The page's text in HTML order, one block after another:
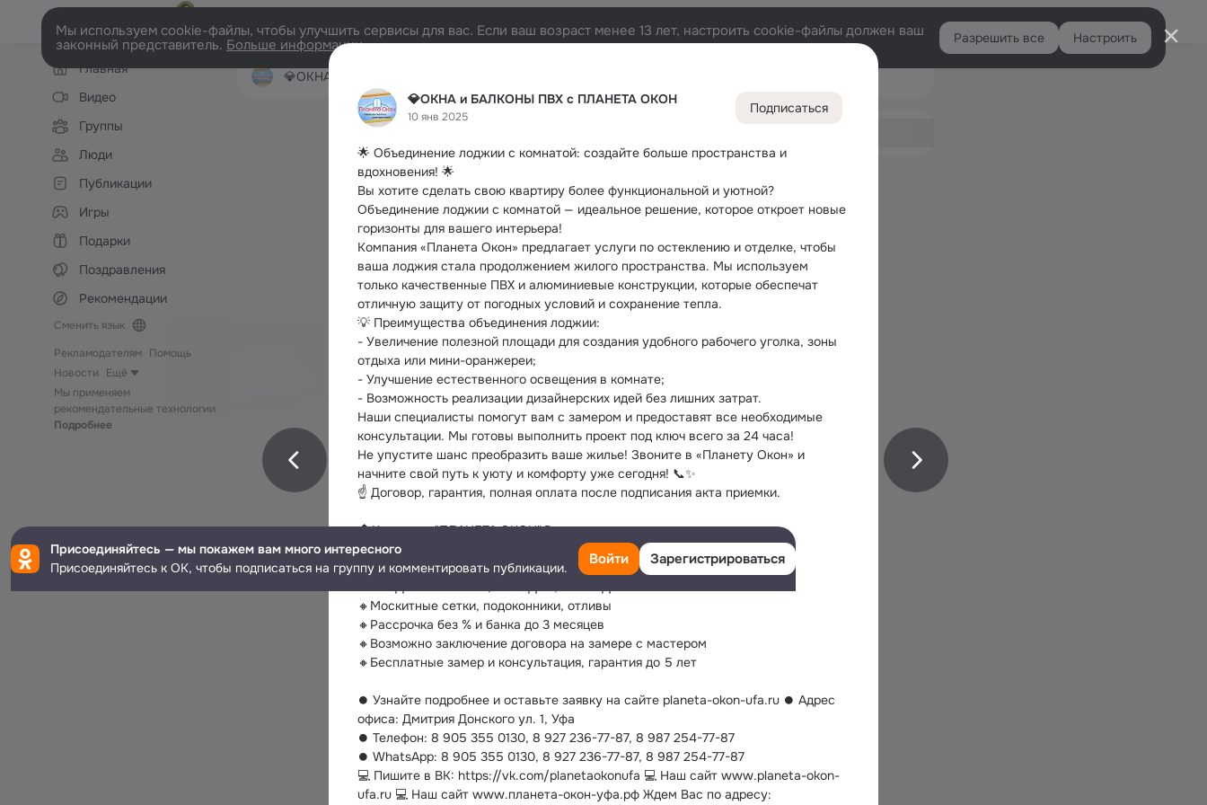
💎ОКНА и БАЛКОНЫ ПВХ с ПЛАНЕТА ОКОН
10 янв 2025
Подписаться
🌟 Объединение лоджии с комнатой: создайте больше пространства и
вдохновения! 🌟
Вы хотите сделать свою квартиру более функциональной и уютной?
Объединение лоджии с комнатой — идеальное решение, которое откроет новые
горизонты для вашего интерьера!
Компания «Планета Окон» предлагает услуги по остеклению и отделке, чтобы
ваша лоджия стала продолжением жилого пространства. Мы используем
только качественные ПВХ и алюминиевые конструкции, которые обеспечат
отличную защиту от погодных условий и сохранение тепла.
💡 Преимущества объединения лоджии:
- Увеличение полезной площади для создания удобного рабочего уголка, зоны
отдыха или мини-оранжереи;
- Улучшение естественного освещения в комнате;
- Возможность реализации дизайнерских идей без лишних затрат.
Наши специалисты помогут вам с замером и предоставят все необходимые
консультации. Мы готовы выполнить проект под ключ всего за 24 часа!
Не упустите шанс преобразить ваше жилье! Звоните в «Планету Окон» и
начните свой путь к уюту и комфорту уже сегодня! 📞✨
☝ Договор, гарантия, полная оплата после подписания акта приемки.⠀
🏠Компания "ПЛАНЕТА ОКОН"©🏡
🔸Пластиковые окна, алюминиевые конструкции
🔸ОСТЕКЛЕНИЕ И ОТДЕЛКА БАЛКОНОВ И ЛОДЖИЙ
🔸Москитные сетки, подоконники, отливы
🔸Рассрочка без % и банка до 3 месяцев
🔸Возможно заключение договора на замере с мастером
🔸Бесплатные замер и консультация, гарантия до 5 лет
⏺ Узнайте подробнее и оставьте заявку на сайте planeta-okon-ufa.ru ⏺ Адрес
офиса: Дмитрия Донского ул. 1, Уфа
⏺ Телефон: 8 905 355 0130, 8 927 236-77-87, 8 987 254-77-87
⏺ WhatsApp: 8 905 355 0130, 8 927 236-77-87, 8 987 254-77-87
💻 Пишите в ВК: https://vk.com/planetaokonufa 💻 Наш сайт www.planeta-okon-
ufa.ru 💻 Наш сайт www.планета-окон-уфа.рф Ждем Вас по адресу:
Войти
Мы используем cookie-файлы, чтобы улучшить сервисы для вас. Если ваш возраст менее 13 лет, настроить cookie-файлы должен ваш
законный представитель. Больше информации Разрешить все Настроить
Левая
колонкаГлавная
Видео
Группы
Люди
Публикации
Игры
Подарки
Поздравления
Рекомендации
Сменить язык
Рекламодателям Помощь
Новости
Ещё
Мы применяем
рекомендательные технологии
Подробнее
💎ОКНА и БАЛКОНЫ ПВХ с ПЛАНЕТА ОКОН
Дополнительная
Присоединяйтесь — мы покажем вам много интересного
Присоединяйтесь к ОК, чтобы подписаться на группу и комментировать публикации.
Войти Зарегистрироваться